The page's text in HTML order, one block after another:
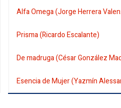
Alfa Omega (Jorge Herrera
Prisma (Ricardo Escalante)
De madruga (César González
Esencia de Mujer (Yazmín